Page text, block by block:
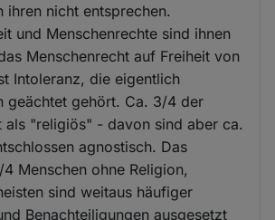
ihren nicht entsprechen.
und Menschenrechte sind ihnen
Menschenrecht auf Freiheit von
Intoleranz, die eigentlich
geächtet gehört. Ca. 3/4 der
als "religiös" - davon sind aber ca.
agnostisch. Das
Menschen ohne Religion,
sind weitaus häufiger
Benachteiligungen ausgesetzt